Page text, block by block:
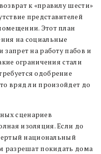
к «правилу шести»
представителей
Этот план
на социальные
на работу пабов и
ограничения стали
одобрение
вряд ли произойдет до
сценариев
изоляция. Если до
национальный
разрешат покидать дома